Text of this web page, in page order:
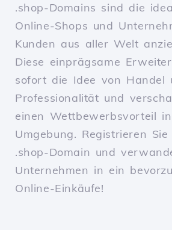
.shop-Domains sind die
Online-Shops und
Kunden aus aller Welt
Diese einprägsame
sofort die Idee von Handel
Professionalität und
einen Wettbewerbsvorteil
Umgebung. Registrieren
.shop-Domain und
Unternehmen in ein
Online-Einkäufe!